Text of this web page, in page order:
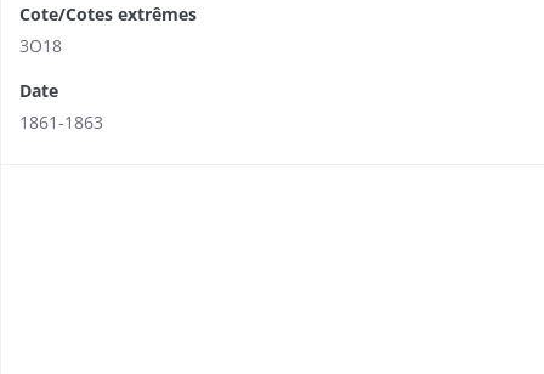
Cote/Cotes extrêmes
3O18
Date
1861-1863